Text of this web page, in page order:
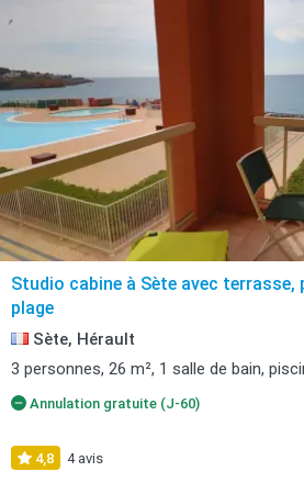
Studio cabine à Sète avec terrasse,
plage
Sète, Hérault
3 personnes, 26 m², 1 salle de bain,
Annulation gratuite (J-60)
4,8 4 avis